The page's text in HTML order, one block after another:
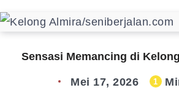
Sensasi Memancing di
Mei 17, 2026 1